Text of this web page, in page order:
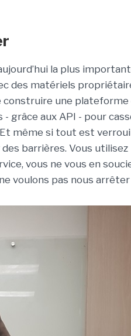
la plus
des matériels
construire une
grâce aux API - pour
même si tout est
barrières. Vous utilisez
vous ne vous en
voulons pas nous arrêter